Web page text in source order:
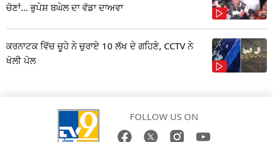
ਚੋਣਾਂ... ਭੁਪੇਸ਼ ਬਘੇਲ ਦਾ ਵੱਡਾ ਦਾਅਵਾ
ਕਰਨਾਟਕ ਵਿੱਚ ਚੂਹੇ ਨੇ ਚੁਰਾਏ 10 ਲੱਖ ਦੇ ਗਹਿਣੇ, CCTV ਨੇ
ਖੋਲੀ ਪੋਲ
FOLLOW US ON